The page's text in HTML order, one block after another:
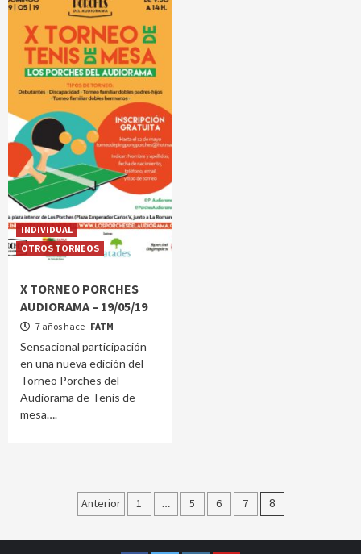
INDIVIDUAL
OTROS TORNEOS
X TORNEO PORCHES
AUDIORAMA – 19/05/19
7 años hace FATM
Sensacional participación
en una nueva edición del
Torneo Porches del
Audiorama de Tenis de
mesa….
Paginación
Anterior 1 5 6 7 8